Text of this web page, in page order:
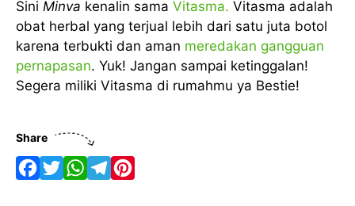
Sini Minva kenalin sama Vitasma. Vitasma adalah
obat herbal yang terjual lebih dari satu juta botol
karena terbukti dan aman meredakan gangguan
pernapasan. Yuk! Jangan sampai ketinggalan!
Segera miliki Vitasma di rumahmu ya Bestie!
Share